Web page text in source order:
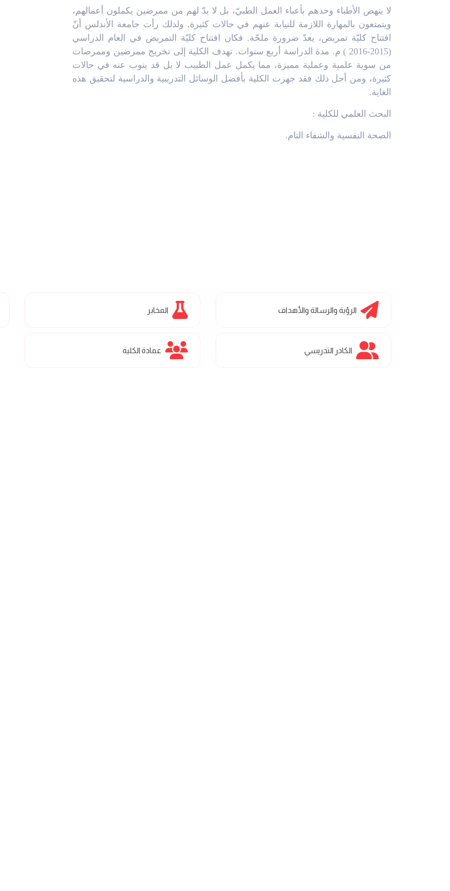
لا ينهض الأطباء وحدهم بأعباء العمل الطبيّ، بل لا بدّ لهم من ممرضين يكملون أعمالهم،
ويتمتعون بالمهارة اللازمة للنيابة عنهم في حالات كثيرة. ولذلك رأت جامعة الأندلس أنّ
افتتاح كليّة تمريض، يعدّ ضرورة ملحّة. فكان افتتاح كليّة التمريض في العام الدراسي
(2015-2016 ) م. مدة الدراسة أربع سنوات. تهدف الكلية إلى تخريج ممرضين وممرضات
من سوية علمية وعملية مميزة، مما يكمل عمل الطبيب لا بل قد ينوب عنه في حالات
كثيرة، ومن أجل ذلك فقد جهزت الكلية بأفضل الوسائل التدريبية والدراسية لتحقيق هذه
الغاية.
البحث العلمي للكلية :
الصحة النفسية والشفاء التام.
الرؤية والرسالة والأهداف المخابر
الكادر التدريسي عمادة الكلية